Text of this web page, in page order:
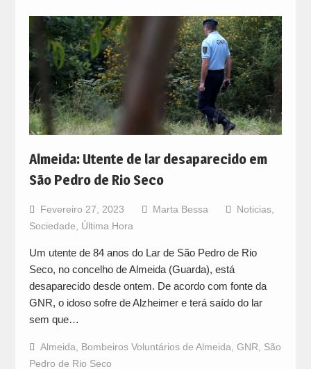
Almeida: Utente de lar desaparecido em
São Pedro de Rio Seco
Fevereiro 27, 2023 Marta Bessa Noticias,
Sociedade
Última Hora
Um utente de 84 anos do Lar de São Pedro de Rio
Seco, no concelho de Almeida (Guarda), está
desaparecido desde ontem. De acordo com fonte da
GNR, o idoso sofre de Alzheimer e terá saído do lar
sem que…
Almeida Bombeiros Voluntários de Almeida GNR
São
Pedro de Rio Seco